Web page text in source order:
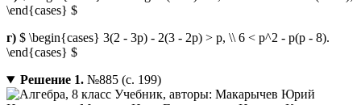
\end{cases} $
г) $ \begin{cases} 3(2 - 3p) - 2(3 - 2p) > p, \\ 6 < p^2 - p(p - 8).
\end{cases} $
Решение 1.№885 (с. 199)